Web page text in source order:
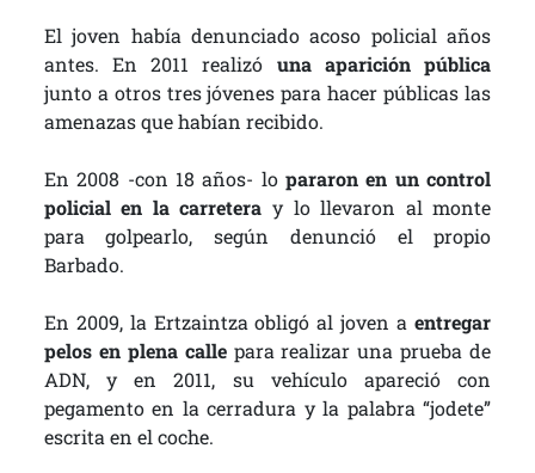
El joven había denunciado acoso policial años
antes. En 2011 realizó una aparición pública
junto a otros tres jóvenes para hacer públicas las
amenazas que habían recibido.
En 2008 -con 18 años- lopararon en un control
policial en la carretera y lo llevaron al monte
para golpearlo, según denunció el propio
Barbado.
En 2009, la Ertzaintza obligó al joven aentregar
pelos en plena callepara realizar una prueba de
ADN, y en 2011, su vehículo apareció con
pegamento en la cerradura y la palabra “jodete”
escrita en el coche.